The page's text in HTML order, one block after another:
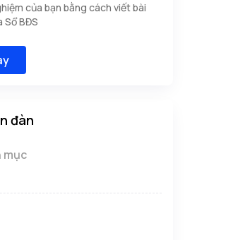
của bạn bằng cách viết bài
Sổ BĐS
đàn
mục